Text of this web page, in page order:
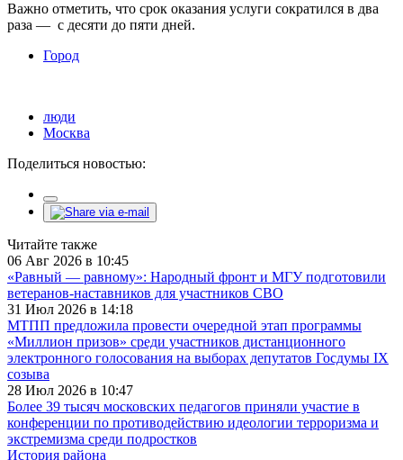
Важно отметить, что срок оказания услуги сократился в два
раза — с десяти до пяти дней.
Город
люди
Москва
Поделиться новостью:
Читайте также
06 Авг 2026 в 10:45
«Равный — равному»: Народный фронт и МГУ подготовили
ветеранов-наставников для участников СВО
31 Июл 2026 в 14:18
МТПП предложила провести очередной этап программы
«Миллион призов» среди участников дистанционного
электронного голосования на выборах депутатов Госдумы IX
созыва
28 Июл 2026 в 10:47
Более 39 тысяч московских педагогов приняли участие в
конференции по противодействию идеологии терроризма и
экстремизма среди подростков
История района